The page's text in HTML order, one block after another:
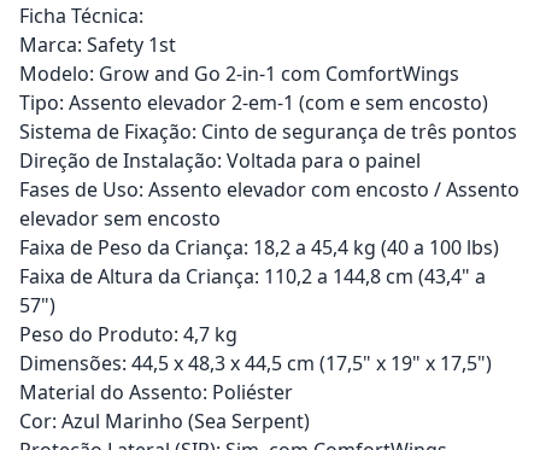
Ficha Técnica:
Marca: Safety 1st
Modelo: Grow and Go 2-in-1 com ComfortWings
Tipo: Assento elevador 2-em-1 (com e sem encosto)
Sistema de Fixação: Cinto de segurança de três pontos
Direção de Instalação: Voltada para o painel
Fases de Uso: Assento elevador com encosto / Assento
elevador sem encosto
Faixa de Peso da Criança: 18,2 a 45,4 kg (40 a 100 lbs)
Faixa de Altura da Criança: 110,2 a 144,8 cm (43,4" a
57")
Peso do Produto: 4,7 kg
Dimensões: 44,5 x 48,3 x 44,5 cm (17,5" x 19" x 17,5")
Material do Assento: Poliéster
Cor: Azul Marinho (Sea Serpent)